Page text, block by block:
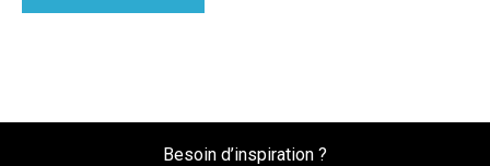
Besoin d’inspiration ?